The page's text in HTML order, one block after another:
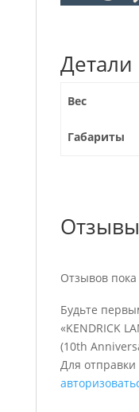
Детали
Вес
Габариты
Отзывы
Отзывов пока
Будьте
«KENDRICK
(10th
Для